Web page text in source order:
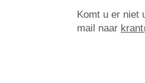
Komt u er niet
mail naar